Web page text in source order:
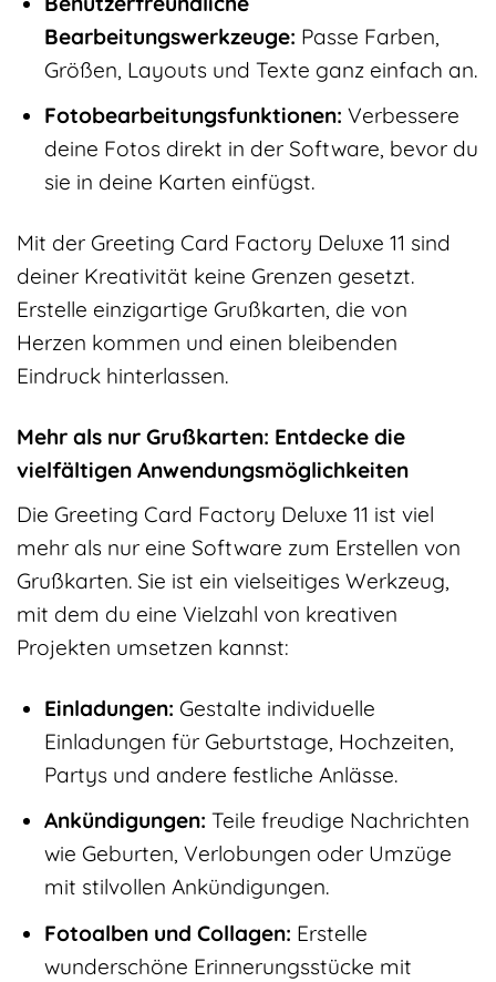
Bearbeitungswerkzeuge: Passe Farben,
Größen, Layouts und Texte ganz einfach an.
Fotobearbeitungsfunktionen: Verbessere
deine Fotos direkt in der Software, bevor du
sie in deine Karten einfügst.
Mit der Greeting Card Factory Deluxe 11 sind
deiner Kreativität keine Grenzen gesetzt.
Erstelle einzigartige Grußkarten, die von
Herzen kommen und einen bleibenden
Eindruck hinterlassen.
Mehr als nur Grußkarten: Entdecke die
vielfältigen Anwendungsmöglichkeiten
Die Greeting Card Factory Deluxe 11 ist viel
mehr als nur eine Software zum Erstellen von
Grußkarten. Sie ist ein vielseitiges Werkzeug,
mit dem du eine Vielzahl von kreativen
Projekten umsetzen kannst:
Einladungen: Gestalte individuelle
Einladungen für Geburtstage, Hochzeiten,
Partys und andere festliche Anlässe.
Ankündigungen: Teile freudige Nachrichten
wie Geburten, Verlobungen oder Umzüge
mit stilvollen Ankündigungen.
Fotoalben und Collagen: Erstelle
wunderschöne Erinnerungsstücke mit